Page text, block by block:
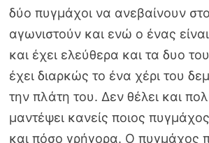
δύο πυγμάχοι να ανεβαίνουν
αγωνιστούν και ενώ ο ένας
και έχει ελεύθερα και τα δυο
έχει διαρκώς το ένα χέρι του
την πλάτη του. Δεν θέλει και
μαντέψει κανείς ποιος
και πόσο γρήγορα. Ο πυγμάχος